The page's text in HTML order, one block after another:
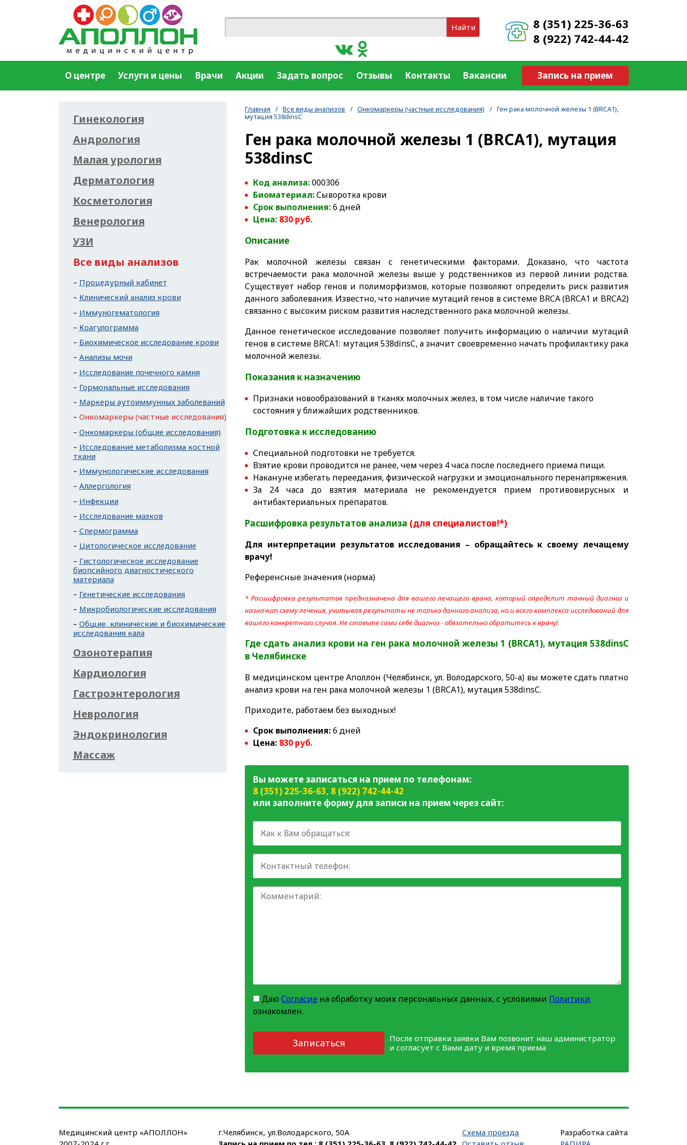
8 (351) 225-36-63
8 (922) 742-44-42
Найти
Запись на прием
О центре Услуги и цены Врачи Акции Задать вопрос Отзывы Контакты Вакансии
Главная / Все виды анализов / Онкомаркеры (частные исследования) / Ген рака молочной железы 1 (BRCA1),
мутация 538dinsC
Ген рака молочной железы 1 (BRCA1), мутация
538dinsC
Код анализа:000306
Биоматериал:Сыворотка крови
Срок выполнения:6 дней
Цена: 830 руб.
Описание
Рак молочной железы связан с генетическими факторами. Доказано, что частота
встречаемости рака молочной железы выше у родственников из первой линии родства.
Существует набор генов и полиморфизмов, которые позволяют определить риск развития
данного заболевания. Известно, что наличие мутаций генов в системе BRCA (BRCA1 и BRCA2)
связанно с высоким риском развития наследственного рака молочной железы.
Данное генетическое исследование позволяет получить информацию о наличии мутаций
генов в системе BRCA1: мутация 538dinsC, а значит своевременно начать профилактику рака
молочной железы.
Показания к назначению
Признаки новообразований в тканях молочных желез, в том числе наличие такого
состояния у ближайших родственников.
Подготовка к исследованию
Специальной подготовки не требуется.
Взятие крови проводится не ранее, чем через 4 часа после последнего приема пищи.
Накануне избегать переедания, физической нагрузки и эмоционального перенапряжения.
За 24 часа до взятия материала не рекомендуется прием противовирусных и
антибактериальных препаратов.
Расшифровка результатов анализа (для специалистов!*)
Для интерпретации результатов исследования – обращайтесь к своему лечащему
врачу!
Референсные значения (норма)
* Расшифровка результатов предназначена для вашего лечащего врача, который определит точный диагноз и
назначит схему лечения, учитывая результаты не только данного анализа, но и всего комплекса исследований для
вашего конкретного случая. Не ставьте сами себе диагноз - обязательно обратитесь к врачу!
Где сдать анализ крови на ген рака молочной железы 1 (BRCA1), мутация 538dinsC
в Челябинске
В медицинском центре Аполлон (Челябинск, ул. Володарского, 50-а) вы можете сдать платно
анализ крови на ген рака молочной железы 1 (BRCA1), мутация 538dinsC.
Приходите, работаем без выходных!
Срок выполнения:6 дней
Цена: 830 руб.
Вы можете записаться на прием по телефонам:
8 (351) 225-36-63, 8 (922) 742-44-42
или заполните форму для записи на прием через сайт:
ДаюСогласие на обработку моих персональных данных, с условиями Политики
ознакомлен.
Записаться
После отправки заявки Вам позвонит наш администратор
и согласует с Вами дату и время приема
Гинекология
Андрология
Малая урология
Дерматология
Косметология
Венерология
УЗИ
Все виды анализов
Процедурный кабинет
Клинический анализ крови
Иммуногематология
Коагулограмма
Биохимическое исследование крови
Анализы мочи
Исследование почечного камня
Гормональные исследования
Маркеры аутоиммунных заболеваний
Онкомаркеры (частные исследования)
Онкомаркеры (общие исследования)
Исследование метаболизма костной
ткани
Иммунологические исследования
Аллергология
Инфекции
Исследование мазков
Спермограмма
Цитологическое исследование
Гистологическое исследование
биопсийного диагностического
материала
Генетические исследования
Микробиологические исследования
Общие, клинические и биохимические
исследования кала
Озонотерапия
Кардиология
Гастроэнтерология
Неврология
Эндокринология
Массаж
Медицинский центр «АПОЛЛОН»
г.Челябинск, ул.Володарского, 50А
Схема проезда
Разработка сайта